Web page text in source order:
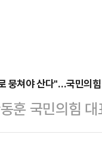
뭉쳐야 산다"…국민의
훈 국민의힘
계엄 해제에